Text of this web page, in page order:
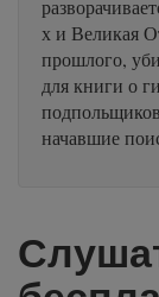
х и Великая
прошлого,
для книги о
начавшие